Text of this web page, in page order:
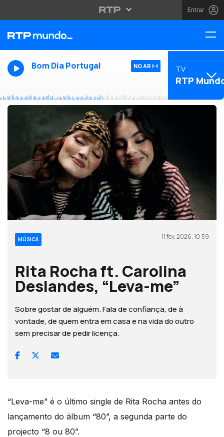
Entrar
Bom Dia Portugal NO AR TV
RTP
MÚSICA 11 fev, 2026, 10:59
Rita Rocha ft. Carolina
Deslandes, “Leva-me”
Sobre gostar de alguém. Fala de confiança, de à
vontade, de quem entra em casa e na vida do outro
sem precisar de pedir licença.
“Leva-me” é o último single de Rita Rocha antes do
lançamento do álbum “80”, a segunda parte do
projecto “8 ou 80”.